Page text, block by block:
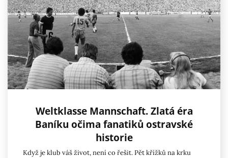
Weltklasse Mannschaft. Zlatá éra
Baníku očima fanatiků ostravské
historie
Když je klub váš život, není co řešit. Pět křížků na krku